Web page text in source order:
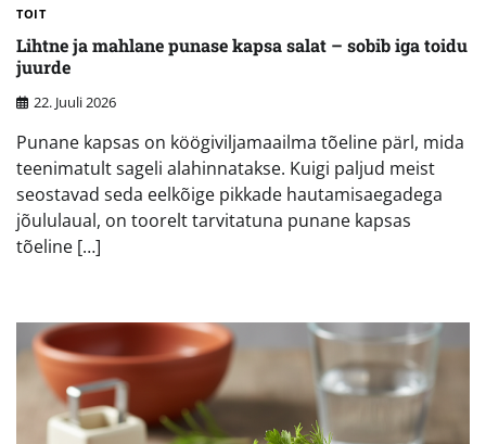
TOIT
Lihtne ja mahlane punase kapsa salat – sobib iga toidu
juurde
22. Juuli 2026
Punane kapsas on köögiviljamaailma tõeline pärl, mida
teenimatult sageli alahinnatakse. Kuigi paljud meist
seostavad seda eelkõige pikkade hautamisaegadega
jõululaual, on toorelt tarvitatuna punane kapsas
tõeline […]